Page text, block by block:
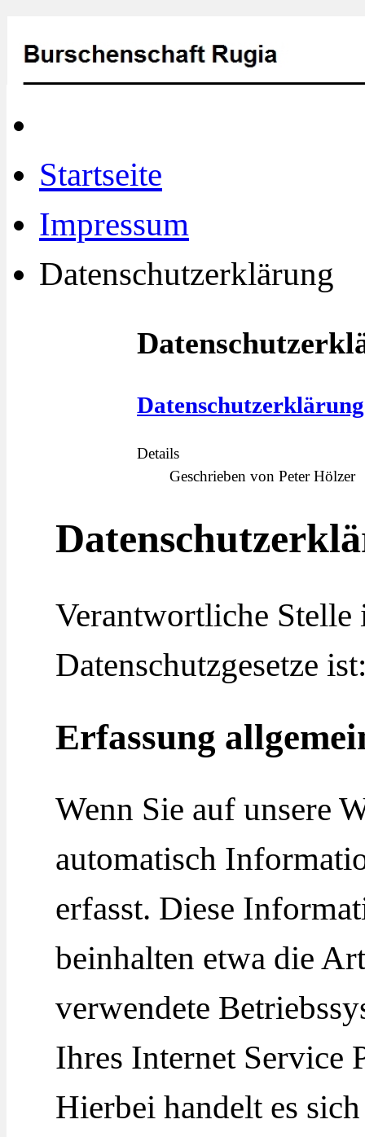
Startseite
Impressum
Datenschutzerklärung
Datenschutzerklärung
Details
Geschrieben von Peter Hölzer
Verantwortliche Stelle
Datenschutzgesetze
Erfassung
Wenn Sie auf unsere
automatisch
erfasst. Diese
beinhalten etwa die
verwendete
Ihres Internet Service
Hierbei handelt es